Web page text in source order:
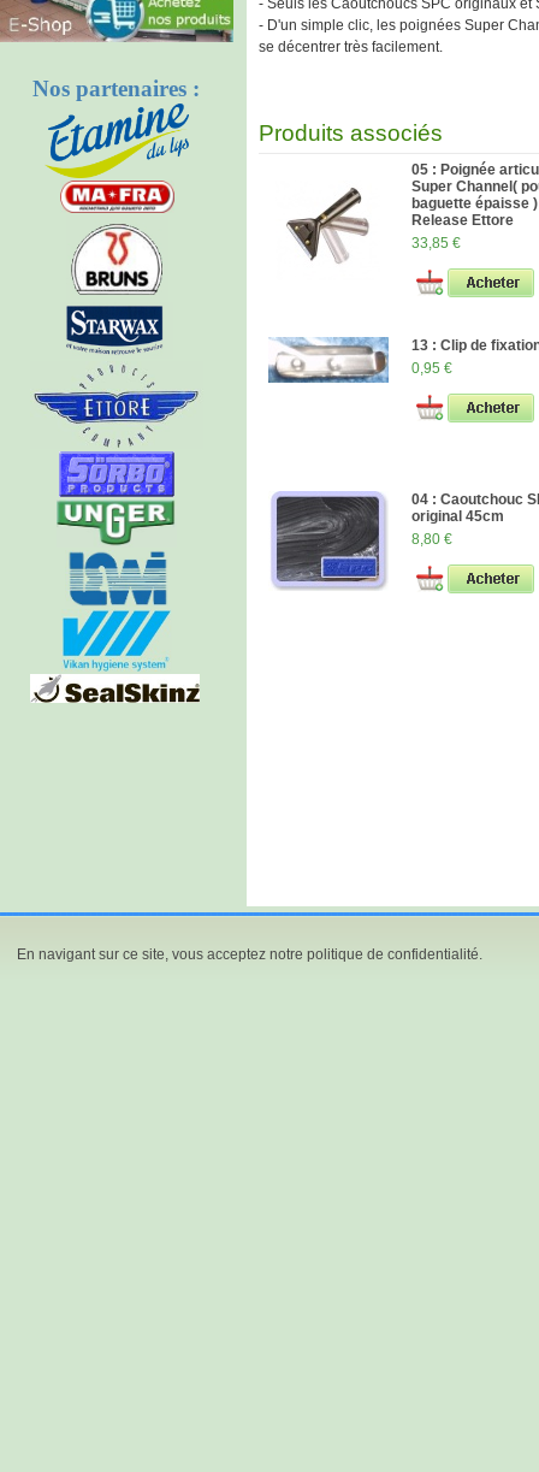
Nos partenaires :
- Seuls les Caoutchoucs SPC originaux et
- D'un simple clic, les poignées Super
se décentrer très facilement.
Produits associés
05 : Poignée
Super Channel(
baguette épaisse
Release Ettore
33,85 €
13 : Clip de
0,95 €
04 : Caoutchouc
original 45cm
8,80 €
En navigant sur ce site, vous acceptez notre politique de confidentialité.